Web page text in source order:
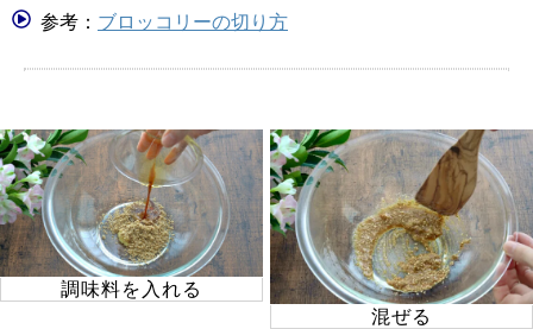
参考： ブロッコリーの切り方
調味料を入れる
混ぜる